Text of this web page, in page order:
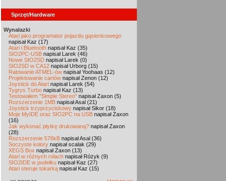
Sprzęt/Hardware
Wynalazki
Atari jako programator pojazdu gąsienicowego
napisał Kaz (17)
Atari i Bluetooth napisał Kaz (35)
SIO2PC-USB napisał Larek (46)
Nowe SIO2SD napisał Larek (0)
SIO2SD w CA12 napisał Urborg (15)
Ratowanie ATMEL-ów napisał Yoohaas (12)
Projektowanie cartów napisał Zenon (12)
Joystick do Atari napisał Larek (54)
Tygrys Turbo napisał Kaz (13)
Testowałem "Simple Stereo" napisał Zaxon (5)
Rozszerzenie 1MB napisał Asal (21)
Joystick trzyprzyciskowy napisał Sikor (18)
Moje MyIDE oraz SIO2PC na USB napisał Zaxon
(16)
Jak wykonać płytkę drukowaną? napisał Zaxon
(28)
Rozszerzenie 576kB napisał Asal (36)
Soczyste kolory napisał scalak (29)
XEGS Box napisał Zaxon (13)
Atari w różnych rolach napisał Różyk (9)
SIO2IDE w pudełku napisał Kaz (27)
Atari steruje tokarką napisał Kaz (15)